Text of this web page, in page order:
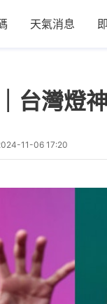
天氣消息
台灣
11-06 17:20